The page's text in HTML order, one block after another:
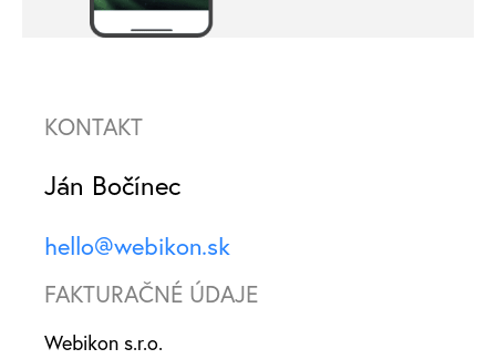
KONTAKT
Ján Bočínec
hello@webikon.sk
FAKTURAČNÉ ÚDAJE
Webikon s.r.o.